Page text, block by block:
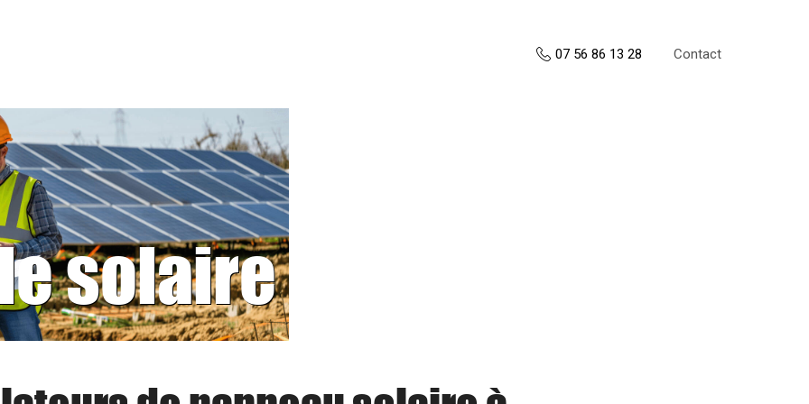
07 56 86 13 28 Contact
solaire